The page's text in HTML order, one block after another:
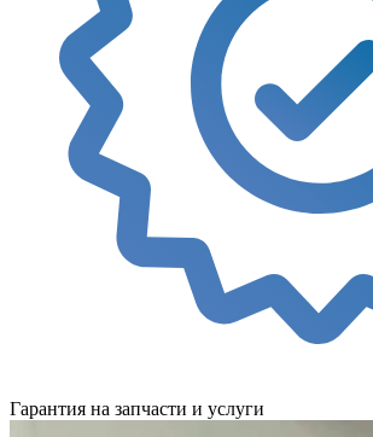
Гарантия на запчасти и услуги